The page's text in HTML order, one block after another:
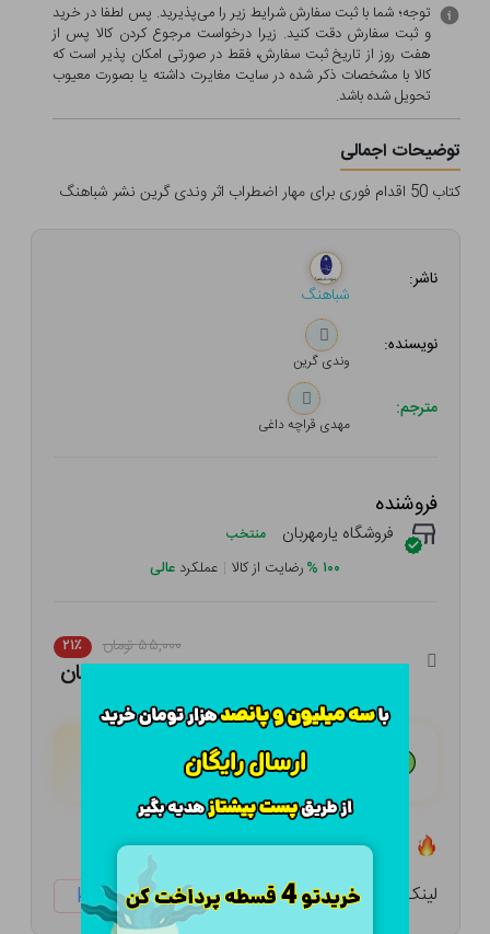
توجه؛ شما با ثبت سفارش شرایط زیر را می‌پذیرید. پس لطفا در خرید
و ثبت سفارش دقت کنید. زیرا درخواست مرجوع کردن کالا پس از
هفت روز از تاریخ ثبت سفارش، فقط در صورتی امکان پذیر است که
کالا با مشخصات ذکر شده در سایت مغایرت داشته یا بصورت معيوب
تحویل شده باشد.
توضیحات اجمالی
کتاب 50 اقدام فوری برای مهار اضطراب اثر وندی گرین نشر شباهنگ
ناشر:
شباهنگ
نویسنده:
وندی گرین
مترجم:
مهدی قراچه داغی
فروشنده
فروشگاه یارمهربان منتخب
۱۰۰ %رضایت از کالا | عملکرد عالی
۵۵,۰۰۰ تومان ۲۱٪
۴۳,۴۵۰ تومان
هـر قسط با تــرب‌پــی:
تعداد ۰ عدد در انبار موجود است
لینک کوتاه: ketabtala.com/sbp-7418